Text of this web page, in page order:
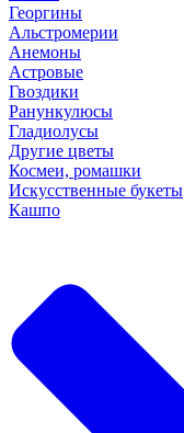
Георгины
Альстромерии
Анемоны
Астровые
Гвоздики
Ранункулюсы
Гладиолусы
Другие цветы
Космеи, ромашки
Искусственные букеты
Кашпо